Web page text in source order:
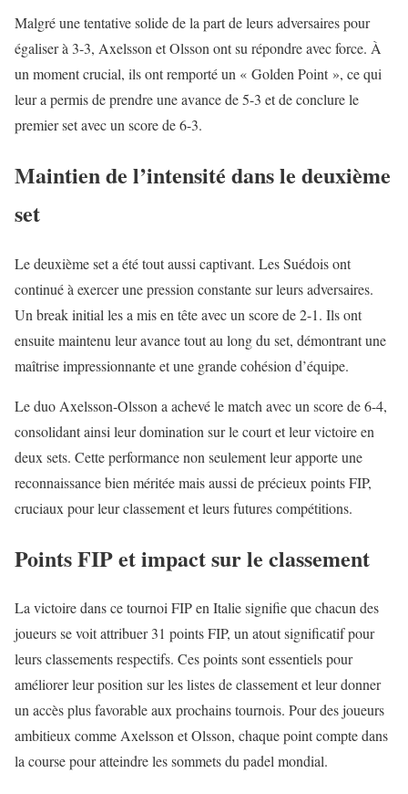
Malgré une tentative solide de la part de leurs adversaires pour
égaliser à 3-3, Axelsson et Olsson ont su répondre avec force. À
un moment crucial, ils ont remporté un « Golden Point », ce qui
leur a permis de prendre une avance de 5-3 et de conclure le
premier set avec un score de 6-3.
Maintien de l’intensité dans le deuxième
set
Le deuxième set a été tout aussi captivant. Les Suédois ont
continué à exercer une pression constante sur leurs adversaires.
Un break initial les a mis en tête avec un score de 2-1. Ils ont
ensuite maintenu leur avance tout au long du set, démontrant une
maîtrise impressionnante et une grande cohésion d’équipe.
Le duo Axelsson-Olsson a achevé le match avec un score de 6-4,
consolidant ainsi leur domination sur le court et leur victoire en
deux sets. Cette performance non seulement leur apporte une
reconnaissance bien méritée mais aussi de précieux points FIP,
cruciaux pour leur classement et leurs futures compétitions.
Points FIP et impact sur le classement
La victoire dans ce tournoi FIP en Italie signifie que chacun des
joueurs se voit attribuer 31 points FIP, un atout significatif pour
leurs classements respectifs. Ces points sont essentiels pour
améliorer leur position sur les listes de classement et leur donner
un accès plus favorable aux prochains tournois. Pour des joueurs
ambitieux comme Axelsson et Olsson, chaque point compte dans
la course pour atteindre les sommets du padel mondial.